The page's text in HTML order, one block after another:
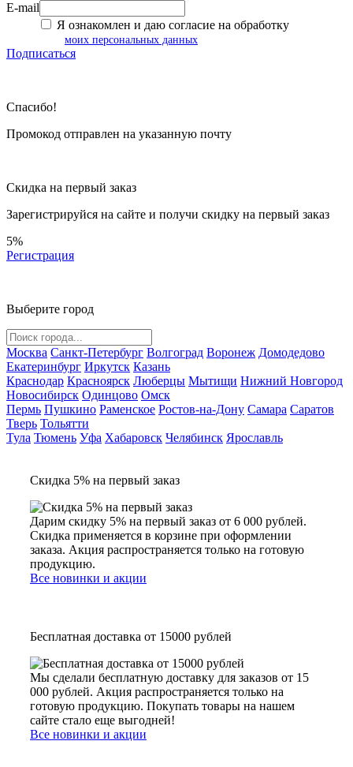
E-mail
Я ознакомлен и даю согласие на обработку
моих персональных данных
Подписаться
Спасибо!
Промокод отправлен на указанную почту
Скидка на первый заказ
Зарегистрируйся на сайте и получи скидку на первый заказ
5%
Регистрация
Выберите город
Москва Санкт-Петербург Волгоград Воронеж Домодедово
Екатеринбург Иркутск Казань
Краснодар Красноярск Люберцы Мытищи Нижний Новгород
Новосибирск Одинцово Омск
Пермь Пушкино Раменское Ростов-на-Дону Самара Саратов
Тверь Тольятти
Тула Тюмень Уфа Хабаровск Челябинск Ярославль
Скидка 5% на первый заказ
Дарим скидку 5% на первый заказ от 6 000 рублей.
Скидка применяется в корзине при оформлении
заказа. Акция распространяется только на готовую
продукцию.
Все новинки и акции
Бесплатная доставка от 15000 рублей
Мы сделали бесплатную доставку для заказов от 15
000 рублей. Акция распространяется только на
готовую продукцию. Покупать товары на нашем
сайте стало еще выгодней!
Все новинки и акции